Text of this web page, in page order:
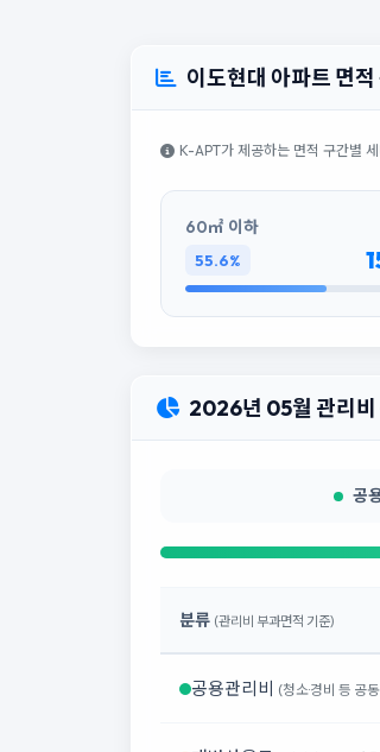
이도현대 아파트 면
K-APT가 제공하는 면적 구간별
60㎡ 이하
55.6%
2026년 05월 관리비
공
분류 (관리비 부과면적 기준)
공용관리비 (청소·경비 등 공